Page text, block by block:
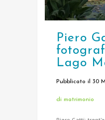
Piero
Lago
Pubblicato il 30
di matrimonio